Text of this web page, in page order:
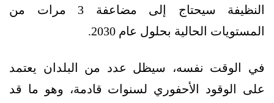
النظيفة سيحتاج إلى مضاعفة 3 مرات من
المستويات الحالية بحلول عام 2030.
في الوقت نفسه، سيظل عدد من البلدان يعتمد
على الوقود الأحفوري لسنوات قادمة، وهو ما قد